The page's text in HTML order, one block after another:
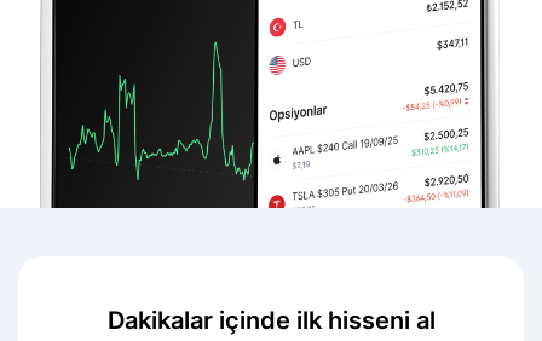
Dakikalar içinde ilk hisseni al